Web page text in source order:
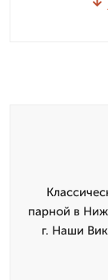
парной в
г. Наши